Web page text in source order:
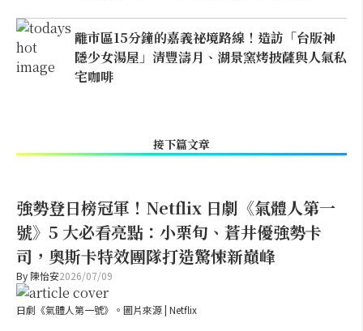
離市區15分鐘的嘉義祕境路線！造訪「台版神
隱少女湯屋」清豐濤月、湖景窯烤披薩與人氣私
宅咖啡
接下篇文章
強勢登日榜冠軍！Netflix 日劇《氣體人第一
號》5 大必看亮點：小栗旬、蒼井優強勢卡
司，奧斯卡特效團隊打造驚悚新巔峰
By 陳怡安2026/07/09
日劇《氣體人第一號》。圖片來源 | Netflix